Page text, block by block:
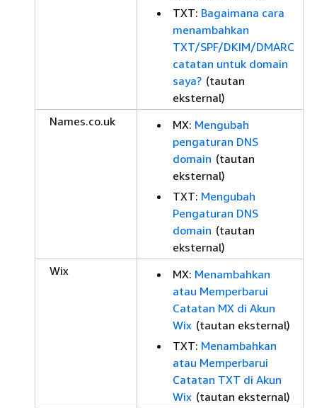
TXT: Bagaimana cara
menambahkan
TXT/SPF/DKIM/DMARC
catatan untuk domain
saya? (tautan
eksternal)
Names.co.uk
MX: Mengubah
pengaturan DNS
domain (tautan
eksternal)
TXT: Mengubah
Pengaturan DNS
domain (tautan
eksternal)
Wix
MX: Menambahkan
atau Memperbarui
Catatan MX di Akun
Wix (tautan eksternal)
TXT: Menambahkan
atau Memperbarui
Catatan TXT di Akun
Wix (tautan eksternal)